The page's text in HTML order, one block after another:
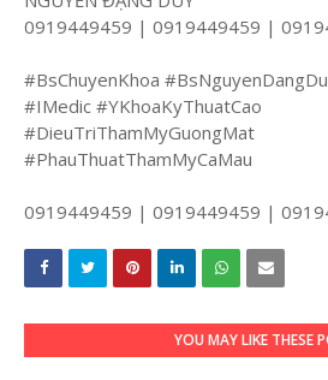
0919449459 | 0919449459 |
#BsChuyenKhoa
#IMedic #YKhoaKyThuatCao
#DieuTriThamMyGuongMat
#PhauThuatThamMyCaMau
0919449459 | 0919449459 |
YOU MAY LIKE THESE